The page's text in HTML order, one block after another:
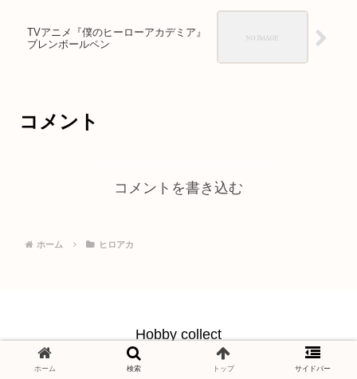
TVアニメ『僕のヒーローアカデミア』
ブレンボールペン
コメント
コメントを書き込む
ホーム ヒロアカ
Hobby collect
© 2021 Hobby collect.
ホーム 検索 トップ サイドバー